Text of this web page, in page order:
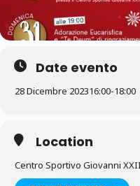
Date evento
28 Dicembre 202316:00-18:00
Location
Centro Sportivo Giovanni